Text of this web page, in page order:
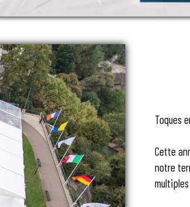
Toques
Cette
notre